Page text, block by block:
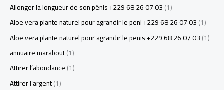
Allonger la longueur de son pénis +229 68 26 07 03(1)
Aloe vera plante naturel pour agrandir le peni +229 68 26 07 03(1)
Aloe vera plante naturel pour agrandir le penis +229 68 26 07 03(1)
annuaire marabout(1)
Attirer l’abondance(1)
Attirer l’argent(1)